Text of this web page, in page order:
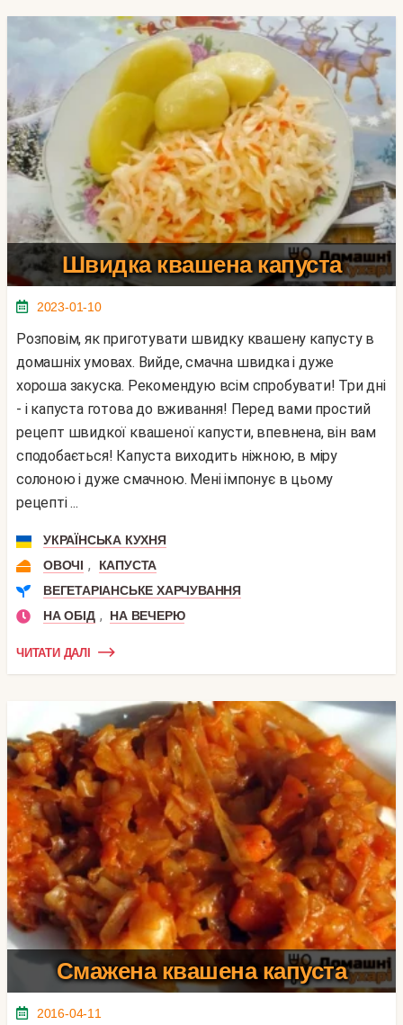
Швидка квашена капуста
2023-01-10
Розповім, як приготувати швидку квашену капусту в
домашніх умовах. Вийде, смачна швидка і дуже
хороша закуска. Рекомендую всім спробувати! Три дні
- і капуста готова до вживання! Перед вами простий
рецепт швидкої квашеної капусти, впевнена, він вам
сподобається! Капуста виходить ніжною, в міру
солоною і дуже смачною. Мені імпонує в цьому
рецепті ...
УКРАЇНСЬКА КУХНЯ
ОВОЧІ ,
КАПУСТА
ВЕГЕТАРІАНСЬКЕ ХАРЧУВАННЯ
НА ОБІД , НА ВЕЧЕРЮ
ЧИТАТИ ДАЛІ
Смажена квашена капуста
2016-04-11